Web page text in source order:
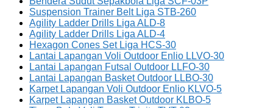
Suspension Trainer Belt Liga STB-260
Agility Ladder Drills Liga ALD-8
Agility Ladder Drills Liga ALD-4
Hexagon Cones Set Liga HCS-30
Lantai Lapangan Voli Outdoor Enlio LLVO-30
Lantai Lapangan Futsal Outdoor LLFO-30
Lantai Lapangan Basket Outdoor LLBO-30
Karpet Lapangan Voli Outdoor Enlio KLVO-5
Karpet Lapangan Basket Outdoor KLBO-5